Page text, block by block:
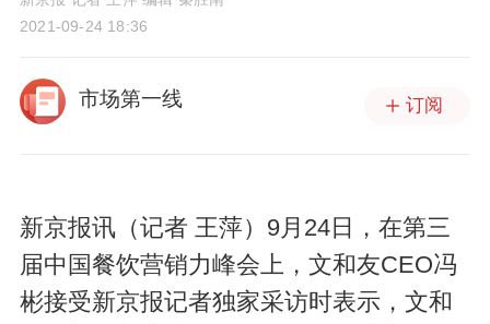
2021-09-24 18:36
市场第一线 订阅
新京报讯（记者 王萍）9月24日，在第三
届中国餐饮营销力峰会上，文和友CEO冯
彬接受新京报记者独家采访时表示，文和